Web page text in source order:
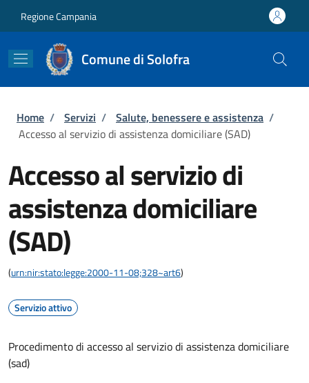
Regione Campania
Comune di Solofra
Briciole di pane
Home / Servizi / Salute, benessere e assistenza /
Accesso al servizio di assistenza domiciliare (SAD)
Accesso al servizio di
assistenza domiciliare
(SAD)
(urn:nir:stato:legge:2000-11-08;328~art6)
Servizio attivo
Procedimento di accesso al servizio di assistenza domiciliare
(sad)